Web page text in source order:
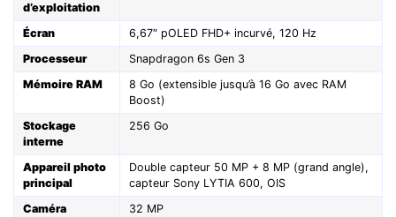
d’exploitation
Écran
6,67″ pOLED FHD+ incurvé, 120 Hz
Processeur
Snapdragon 6s Gen 3
Mémoire RAM
8 Go (extensible jusqu’à 16 Go avec RAM
Boost)
Stockage
interne
256 Go
Appareil photo
principal
Double capteur 50 MP + 8 MP (grand angle),
capteur Sony LYTIA 600, OIS
Caméra
32 MP